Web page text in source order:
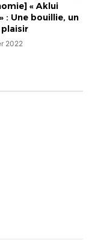
« Aklui
: Une bouillie, un
2022